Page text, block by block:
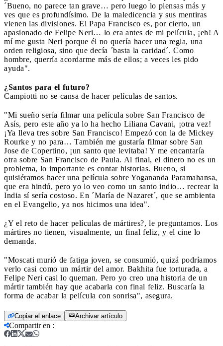
´Bueno, no parece tan grave… pero luego lo piensas más y
ves que es profundísimo. De la maledicencia y sus mentiras
vienen las divisiones. El Papa Francisco es, por cierto, un
apasionado de Felipe Neri… lo era antes de mi película, ¡eh! A
mí me gusta Neri porque él no quería hacer una regla, una
orden religiosa, sino que decía ´basta la caridad´. Como
hombre, querría acordarme más de ellos; a veces les pido
ayuda".
¿Santos para el futuro?
Campiotti no se cansa de hacer películas de santos.
"Mi sueño sería filmar una película sobre San Francisco de
Asís, pero este año ya lo ha hecho Liliana Cavani, ¡otra vez!
¡Ya lleva tres sobre San Francisco! Empezó con la de Mickey
Rourke y no para… También me gustaría filmar sobre San
Jose de Copertino, ¡un santo que levitaba! Y me encantaría
otra sobre San Francisco de Paula. Al final, el dinero no es un
problema, lo importante es contar historias. Bueno, si
quisiéramos hacer una película sobre Yogananda Paramahansa,
que era hindú, pero yo lo veo como un santo indio… recrear la
India sí sería costoso. En ´María de Nazaret´, que se ambienta
en el Evangelio, ya nos hicimos una idea".
¿Y el reto de hacer películas de mártires?, le preguntamos. Los
mártires no tienen, visualmente, un final feliz, y el cine lo
demanda.
"Moscati murió de fatiga joven, se consumió, quizá podríamos
verlo casi como un mártir del amor. Bakhita fue torturada, a
Felipe Neri casi lo queman. Pero yo creo una historia de un
mártir también hay que acabarla con final feliz. Buscaría la
forma de acabar la película con sonrisa", asegura.
Copiar el enlace Archivar artículo
Compartir en :